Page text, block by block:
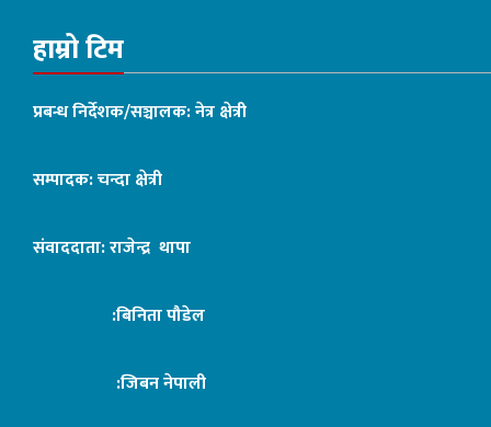
हाम्रो टिम
प्रबन्ध निर्देशक/सञ्चालक: नेत्र क्षेत्री
सम्पादक: चन्दा क्षेत्री
संवाददाता: राजेन्द्र थापा
:बिनिता पौडेल
:जिबन नेपाली